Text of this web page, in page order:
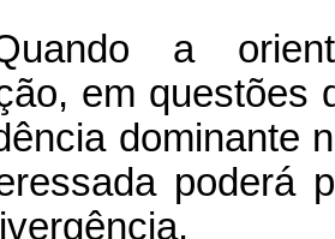
a
em questões
dominante
poderá